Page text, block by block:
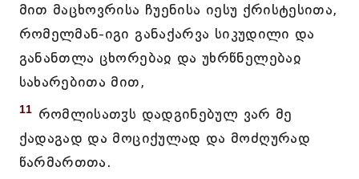
მით მაცხოვრისა ჩუენისა იესუ ქრისტესითა,
რომელმან-იგი განაქარვა სიკუდილი და
განანთლა ცხორებაჲ და უხრწნელებაჲ
სახარებითა მით,
11 რომლისათჳს დადგინებულ ვარ მე
ქადაგად და მოციქულად და მოძღურად
წარმართთა.